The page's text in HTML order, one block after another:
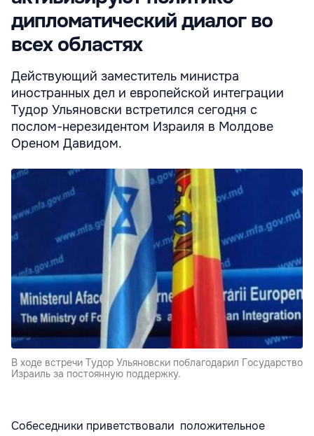
дипломатический диалог во
всех областях
Действующий заместитель министра
иностранных дел и европейской интеграции
Тудор Ульяновски встретился сегодня с
послом-нерезидентом Израиля в Молдове
Ореном Давидом.
В ходе встречи Тудор Ульяновски поблагодарил Государство
Израиль за постоянную поддержку.
Собеседники приветствовали положительное